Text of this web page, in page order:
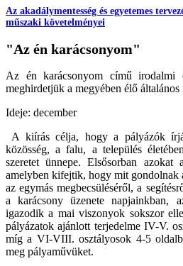
Az akadálymentesség és egyetemes
műszaki követelményei
"Az én karácsonyom"
Az én karácsonyom című irodalmi
meghirdetjük a megyében élő általános
Ideje: december
A kiírás célja, hogy a pályázók
közösség, a falu, a település
szeretet ünnepe. Elsősorban azokat
amelyben kifejtik, hogy mit gondolnak
az egymás megbecsüléséről, a
a karácsony üzenete napjainkban,
igazodik a mai viszonyok sokszor
pályázatok ajánlott terjedelme IV-V.
míg a VI-VIII. osztályosok 4-5
meg pályaművüket.